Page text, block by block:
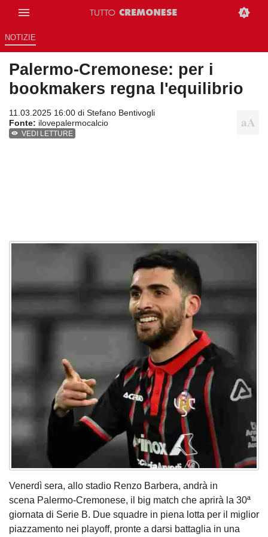
NOTIZIE
Palermo-Cremonese: per i
bookmakers regna l'equilibrio
11.03.2025 16:00 di Stefano Bentivogli
Fonte: ilovepalermocalcio
VEDI LETTURE
Venerdì sera, allo stadio Renzo Barbera, andrà in
scena Palermo-Cremonese, il big match che aprirà la 30ª
giornata di Serie B. Due squadre in piena lotta per il miglior
piazzamento nei playoff, pronte a darsi battaglia in una